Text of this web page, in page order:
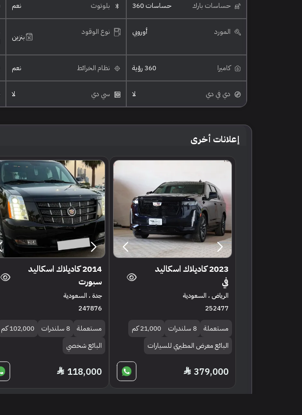
حساسات بارك حساسات 360 بلوتوث نعم
المورد أوروبي نوع الوقود بنزين
كاميرا 360 رؤية نظام الخرائط نعم
دي في دي لا سي دي لا
إعلانات أخرى
2023 كاديلاك اسكاليد
في
الرياض ، السعودية
252477
مستعملة 8 سلندرات
21,000 كم
البائع معرض المطيري للسيارات
379,000
2014 كاديلاك اسكاليد
سبورت
جدة ، السعودية
247876
مستعملة 8 سلندرات
102,000 كم
البائع شخصي
118,000